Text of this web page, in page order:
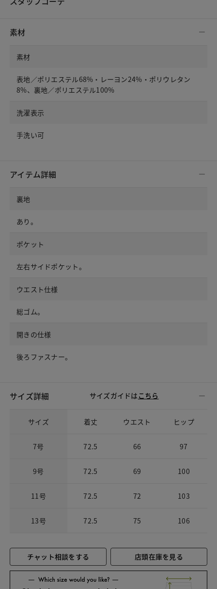
素材
素材
表地／ポリエステル68%・レーヨン24%・ポリウレタン
8%、裏地／ポリエステル100%
洗濯表示
手洗い可
アイテム詳細
裏地
あり。
ポケット
左右サイドポケット。
ウエスト仕様
総ゴム。
開きの仕様
後ろファスナー。
サイズ詳細 サイズガイドは こちら
サイズ 着丈 ウエスト ヒップ
7号 72.5 66 97
9号 72.5 69 100
11号 72.5 72 103
13号 72.5 75 106
チャット相談をする 店頭在庫を見る